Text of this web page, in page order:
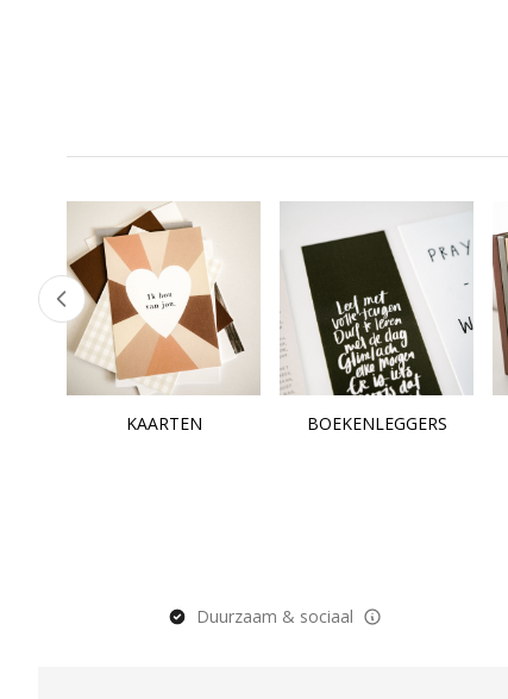
KAARTEN BOEKENLEGGERS
Duurzaam & sociaal